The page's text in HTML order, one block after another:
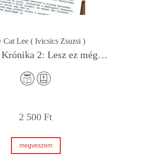
Cat Lee ( Ivicsics Zsuzsi )
2: Lesz ez még…
2 500Ft
megveszem